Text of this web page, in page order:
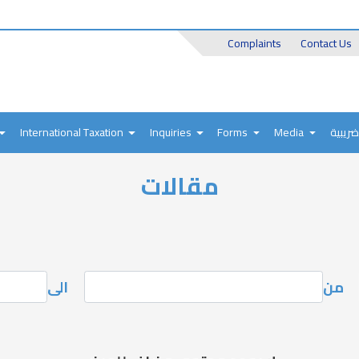
Header
Top
Complaints Contact Us
International Taxation Inquiries Forms Media
مقالات
من الى